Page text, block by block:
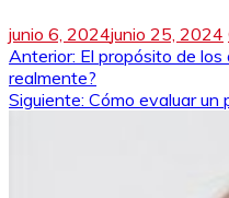
junio 6, 2024junio 25, 2024
Navegación
de
Anterior: El propósito de
realmente?
Siguiente: Cómo evaluar un